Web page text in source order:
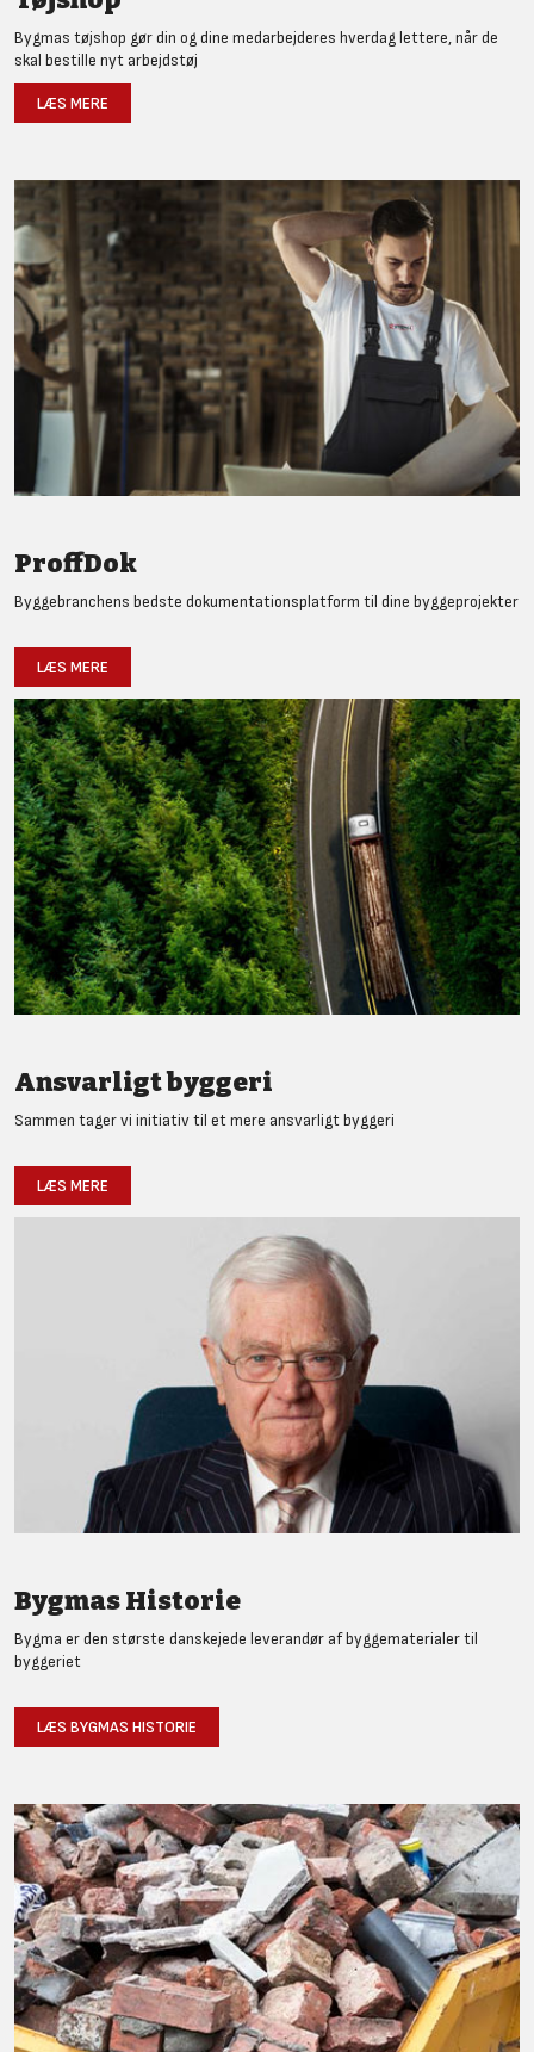
Bygmas tøjshop gør din og dine medarbejderes hverdag lettere, når de
skal bestille nyt arbejdstøj
LÆS MERE
ProffDok
Byggebranchens bedste dokumentationsplatform til dine byggeprojekter
LÆS MERE
Ansvarligt byggeri
Sammen tager vi initiativ til et mere ansvarligt byggeri
LÆS MERE
Bygmas Historie
Bygma er den største danskejede leverandør af byggematerialer til
byggeriet
LÆS BYGMAS HISTORIE